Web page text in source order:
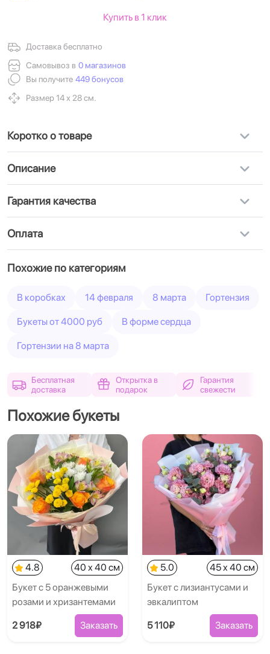
Доставка бесплатно
Самовывоз в 0 магазинов
Вы получите 449 бонусов
Размер 14 х 28 см.
Купить в 1 клик
Коротко о товаре
Описание
Гарантия качества
Оплата
Похожие по категориям
В коробках 14 февраля 8 марта Гортензия
Букеты от 4000 руб В форме сердца
Гортензии на 8 марта
Бесплатная
доставка
Открытка в
подарок
Гарантия
свежести
Похожие букеты
4.8
40 x 40 см
Букет с 5 оранжевыми
розами и хризантемами
2 918₽ Заказать
5.0
45 x 40 см
Букет с лизиантусами и
эвкалиптом
5 110₽ Заказать